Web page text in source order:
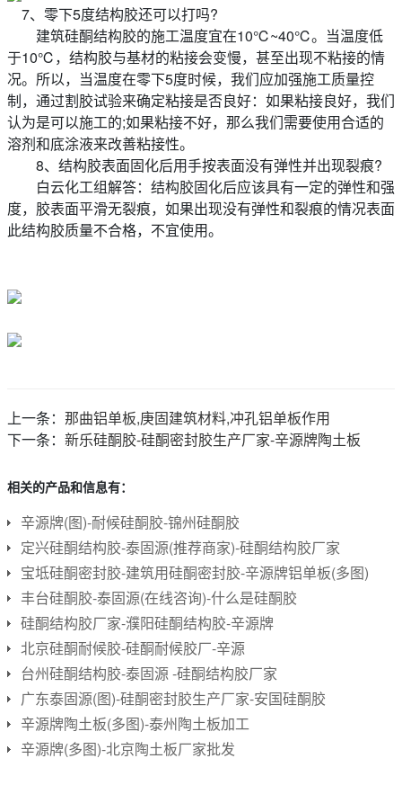
7、零下5度结构胶还可以打吗?
建筑硅酮结构胶的施工温度宜在10℃~40℃。当温度低
于10℃，结构胶与基材的粘接会变慢，甚至出现不粘接的情
况。所以，当温度在零下5度时候，我们应加强施工质量控
制，通过割胶试验来确定粘接是否良好：如果粘接良好，我们
认为是可以施工的;如果粘接不好，那么我们需要使用合适的
溶剂和底涂液来改善粘接性。
8、结构胶表面固化后用手按表面没有弹性并出现裂痕?
白云化工组解答：结构胶固化后应该具有一定的弹性和强
度，胶表面平滑无裂痕，如果出现没有弹性和裂痕的情况表面
此结构胶质量不合格，不宜使用。
上一条： 那曲铝单板,庚固建筑材料,冲孔铝单板作用
下一条： 新乐硅酮胶-硅酮密封胶生产厂家-辛源牌陶土板
相关的产品和信息有：
辛源牌(图)-耐候硅酮胶-锦州硅酮胶
定兴硅酮结构胶-泰固源(推荐商家)-硅酮结构胶厂家
宝坻硅酮密封胶-建筑用硅酮密封胶-辛源牌铝单板(多图)
丰台硅酮胶-泰固源(在线咨询)-什么是硅酮胶
硅酮结构胶厂家-濮阳硅酮结构胶-辛源牌
北京硅酮耐候胶-硅酮耐候胶厂-辛源
台州硅酮结构胶-泰固源 -硅酮结构胶厂家
广东泰固源(图)-硅酮密封胶生产厂家-安国硅酮胶
辛源牌陶土板(多图)-泰州陶土板加工
辛源牌(多图)-北京陶土板厂家批发